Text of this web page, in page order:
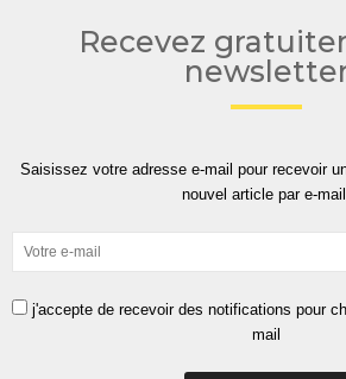
Recevez
Saisissez votre adresse e-mail pour recevoir
nouvel article par e-
j'accepte de recevoir des notifications pour
mail